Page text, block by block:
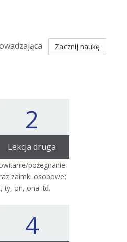
Zacznij naukę
2
Lekcja druga
pożegnanie
zaimki osobowe:
ty, on, ona itd.
4